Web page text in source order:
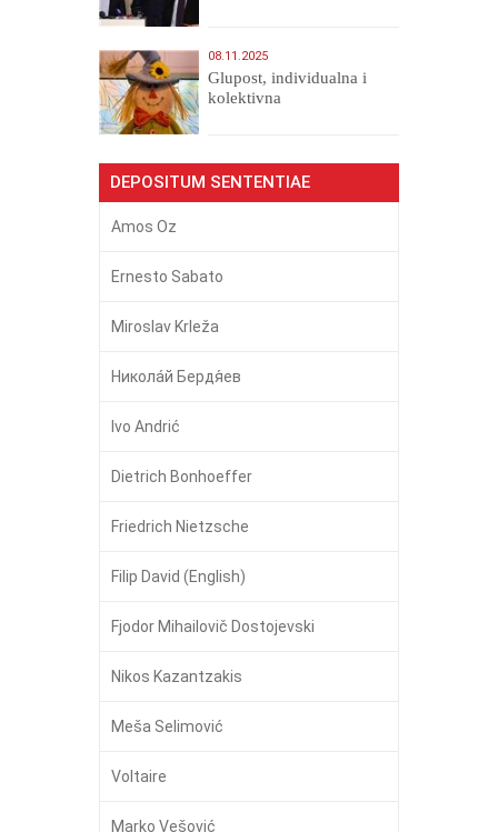
08.11.2025
Glupost, individualna i
kolektivna
DEPOSITUM SENTENTIAE
Amos Oz
Ernesto Sabato
Miroslav Krleža
Никола́й Бердя́ев
Ivo Andrić
Dietrich Bonhoeffer
Friedrich Nietzsche
Filip David (English)
Fjodor Mihailovič Dostojevski
Nikos Kazantzakis
Meša Selimović
Voltaire
Marko Vešović